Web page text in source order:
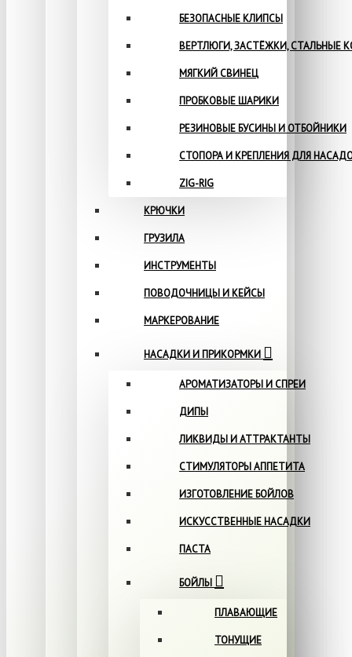
БЕЗОПАСНЫЕ КЛИПСЫ
ВЕРТЛЮГИ, ЗАСТЁЖКИ, СТАЛЬНЫЕ
МЯГКИЙ СВИНЕЦ
ПРОБКОВЫЕ ШАРИКИ
РЕЗИНОВЫЕ БУСИНЫ И ОТБОЙНИКИ
СТОПОРА И КРЕПЛЕНИЯ ДЛЯ
ZIG-RIG
КРЮЧКИ
ГРУЗИЛА
ИНСТРУМЕНТЫ
ПОВОДОЧНИЦЫ И КЕЙСЫ
МАРКЕРОВАНИЕ
НАСАДКИ И ПРИКОРМКИ
АРОМАТИЗАТОРЫ И СПРЕИ
ДИПЫ
ЛИКВИДЫ И АТТРАКТАНТЫ
СТИМУЛЯТОРЫ АППЕТИТА
ИЗГОТОВЛЕНИЕ БОЙЛОВ
ИСКУССТВЕННЫЕ НАСАДКИ
ПАСТА
БОЙЛЫ
ПЛАВАЮЩИЕ
ТОНУЩИЕ